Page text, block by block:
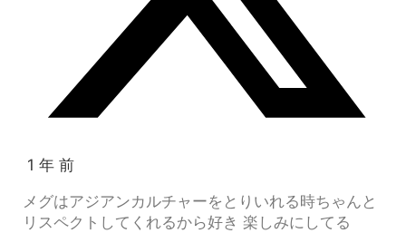
1 年 前
メグはアジアンカルチャーをとりいれる時ちゃんと
リスペクトしてくれるから好き 楽しみにしてる